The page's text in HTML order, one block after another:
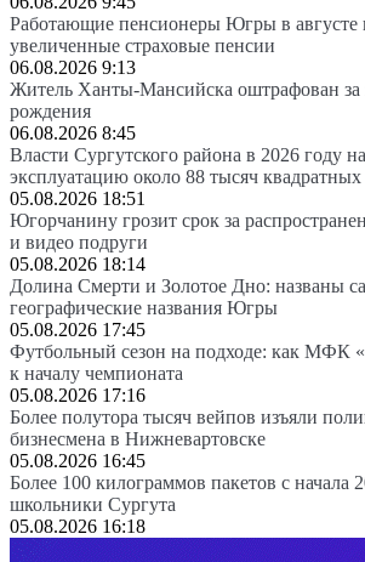
Работающие пенсионеры Югры в августе
увеличенные страховые пенсии
06.08.2026 9:13
Житель Ханты-Мансийска оштрафован за
рождения
06.08.2026 8:45
Власти Сургутского района в 2026 году
эксплуатацию около 88 тысяч
05.08.2026 18:51
Югорчанину грозит срок за
и видео подруги
05.08.2026 18:14
Долина Смерти и Золотое Дно: названы
географические названия Югры
05.08.2026 17:45
Футбольный сезон на подходе: как МФК
к началу чемпионата
05.08.2026 17:16
Более полутора тысяч вейпов изъяли
бизнесмена в Нижневартовске
05.08.2026 16:45
Более 100 килограммов пакетов с начала
школьники Сургута
05.08.2026 16:18